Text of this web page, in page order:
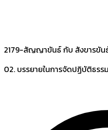
2179-สัญญาขันธ์ กับ สังขารขัน
02. บรรยายในการจัดปฏิบัติธรร